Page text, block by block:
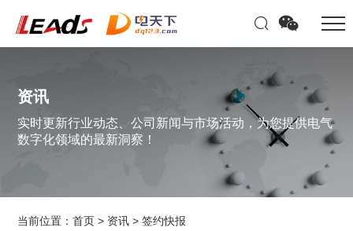
资讯
实时更新行业动态、公司新闻与市场活动，为您提供电气
数字化领域的最新洞察！
当前位置：首页 > 资讯 >签约快报